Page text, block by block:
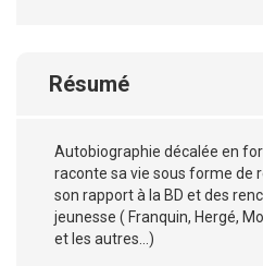
Résumé
Autobiographie décalée en
raconte sa vie sous forme de
son rapport à la BD et des
jeunesse ( Franquin, Hergé,
et les autres...)